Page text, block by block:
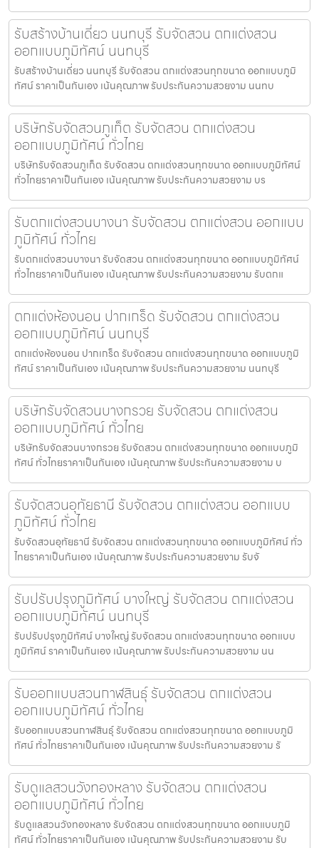
รับสร้างบ้านเดี่ยว นนทบุรี รับจัดสวน ตกแต่งสวน
ออกแบบภูมิทัศน์ นนทบุรี
รับสร้างบ้านเดี่ยว นนทบุรี รับจัดสวน ตกแต่งสวนทุกขนาด ออกแบบภูมิ
ทัศน์ ราคาเป็นกันเอง เน้นคุณภาพ รับประกันความสวยงาม นนทบ
บริษัทรับจัดสวนภูเก็ต รับจัดสวน ตกแต่งสวน
ออกแบบภูมิทัศน์ ทั่วไทย
บริษัทรับจัดสวนภูเก็ต รับจัดสวน ตกแต่งสวนทุกขนาด ออกแบบภูมิทัศน์
ทั่วไทยราคาเป็นกันเอง เน้นคุณภาพ รับประกันความสวยงาม บร
รับตกแต่งสวนบางนา รับจัดสวน ตกแต่งสวน ออกแบบ
ภูมิทัศน์ ทั่วไทย
รับตกแต่งสวนบางนา รับจัดสวน ตกแต่งสวนทุกขนาด ออกแบบภูมิทัศน์
ทั่วไทยราคาเป็นกันเอง เน้นคุณภาพ รับประกันความสวยงาม รับตกแ
ตกแต่งห้องนอน ปากเกร็ด รับจัดสวน ตกแต่งสวน
ออกแบบภูมิทัศน์ นนทบุรี
ตกแต่งห้องนอน ปากเกร็ด รับจัดสวน ตกแต่งสวนทุกขนาด ออกแบบภูมิ
ทัศน์ ราคาเป็นกันเอง เน้นคุณภาพ รับประกันความสวยงาม นนทบุรี
บริษัทรับจัดสวนบางกรวย รับจัดสวน ตกแต่งสวน
ออกแบบภูมิทัศน์ ทั่วไทย
บริษัทรับจัดสวนบางกรวย รับจัดสวน ตกแต่งสวนทุกขนาด ออกแบบภูมิ
ทัศน์ ทั่วไทยราคาเป็นกันเอง เน้นคุณภาพ รับประกันความสวยงาม บ
รับจัดสวนอุทัยธานี รับจัดสวน ตกแต่งสวน ออกแบบ
ภูมิทัศน์ ทั่วไทย
รับจัดสวนอุทัยธานี รับจัดสวน ตกแต่งสวนทุกขนาด ออกแบบภูมิทัศน์ ทั่ว
ไทยราคาเป็นกันเอง เน้นคุณภาพ รับประกันความสวยงาม รับจั
รับปรับปรุงภูมิทัศน์ บางใหญ่ รับจัดสวน ตกแต่งสวน
ออกแบบภูมิทัศน์ นนทบุรี
รับปรับปรุงภูมิทัศน์ บางใหญ่ รับจัดสวน ตกแต่งสวนทุกขนาด ออกแบบ
ภูมิทัศน์ ราคาเป็นกันเอง เน้นคุณภาพ รับประกันความสวยงาม นน
รับออกแบบสวนกาฬสินธุ์ รับจัดสวน ตกแต่งสวน
ออกแบบภูมิทัศน์ ทั่วไทย
รับออกแบบสวนกาฬสินธุ์ รับจัดสวน ตกแต่งสวนทุกขนาด ออกแบบภูมิ
ทัศน์ ทั่วไทยราคาเป็นกันเอง เน้นคุณภาพ รับประกันความสวยงาม รั
รับดูแลสวนวังทองหลาง รับจัดสวน ตกแต่งสวน
ออกแบบภูมิทัศน์ ทั่วไทย
รับดูแลสวนวังทองหลาง รับจัดสวน ตกแต่งสวนทุกขนาด ออกแบบภูมิ
ทัศน์ ทั่วไทยราคาเป็นกันเอง เน้นคุณภาพ รับประกันความสวยงาม รับ